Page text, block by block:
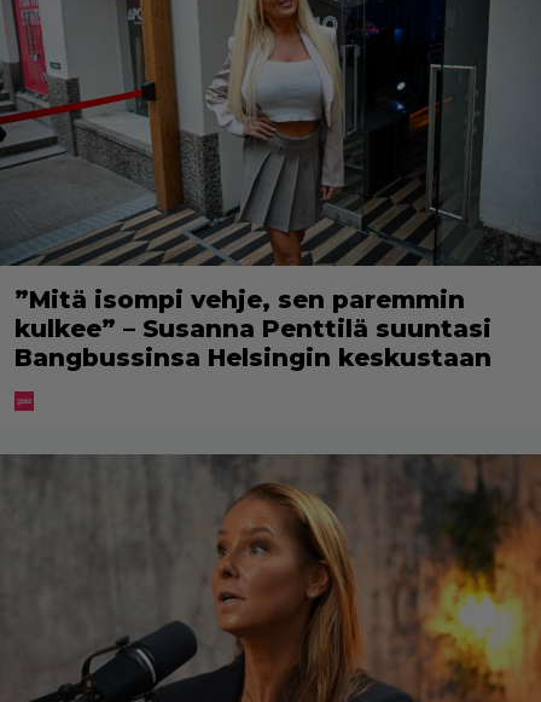
”Mitä isompi vehje, sen paremmin
kulkee” – Susanna Penttilä suuntasi
Bangbussinsa Helsingin keskustaan